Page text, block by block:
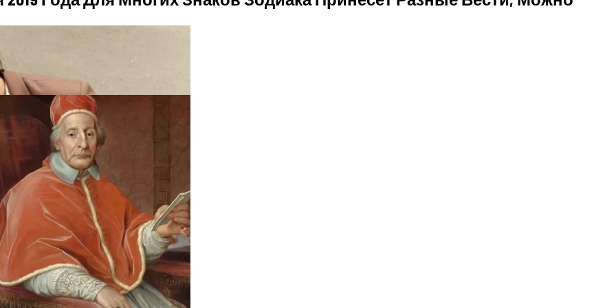
Вас Стильной, Но И Притянут Деньги И Удачу